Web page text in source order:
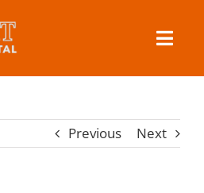
Previous Next